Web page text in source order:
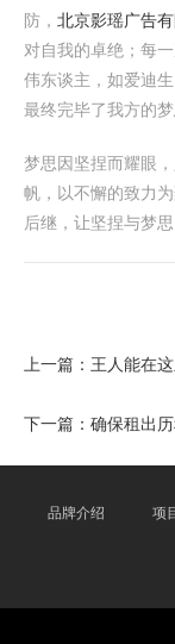
防， 北京影瑶广告
对自我的卓绝；每
伟东谈主，如爱迪
最终完毕了我方的梦
梦思因坚捏而耀眼
帆，以不懈的致力
后继，让坚捏与梦
上一篇： 王人能在
下一篇： 确保租出
品牌介绍 项